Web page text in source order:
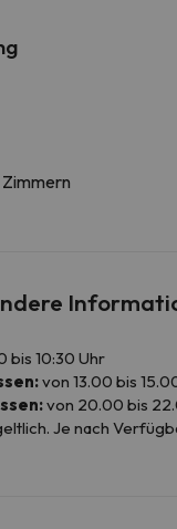
bis 10:30 Uhr
von 13.00 bis
von 20.00 bis
Je nach